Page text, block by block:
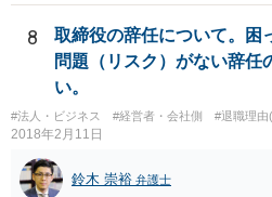
解雇の有効性が認められやすい傾向に
場合でも、「会社が当該労働者に対し
か」との点はやはり重要な要素となり
手段はその一例となるでしょう）、裁
る可能性が高いと思います。 具体的事
個別事情によりますので、顧問弁護士
が良いかと思います。
8
取締役の辞任について。困
問題（リスク）がない辞任
い。
#法人・ビジネス #経営者・会社側 #退職理由
2018年2月11日
鈴木 崇裕 弁護士